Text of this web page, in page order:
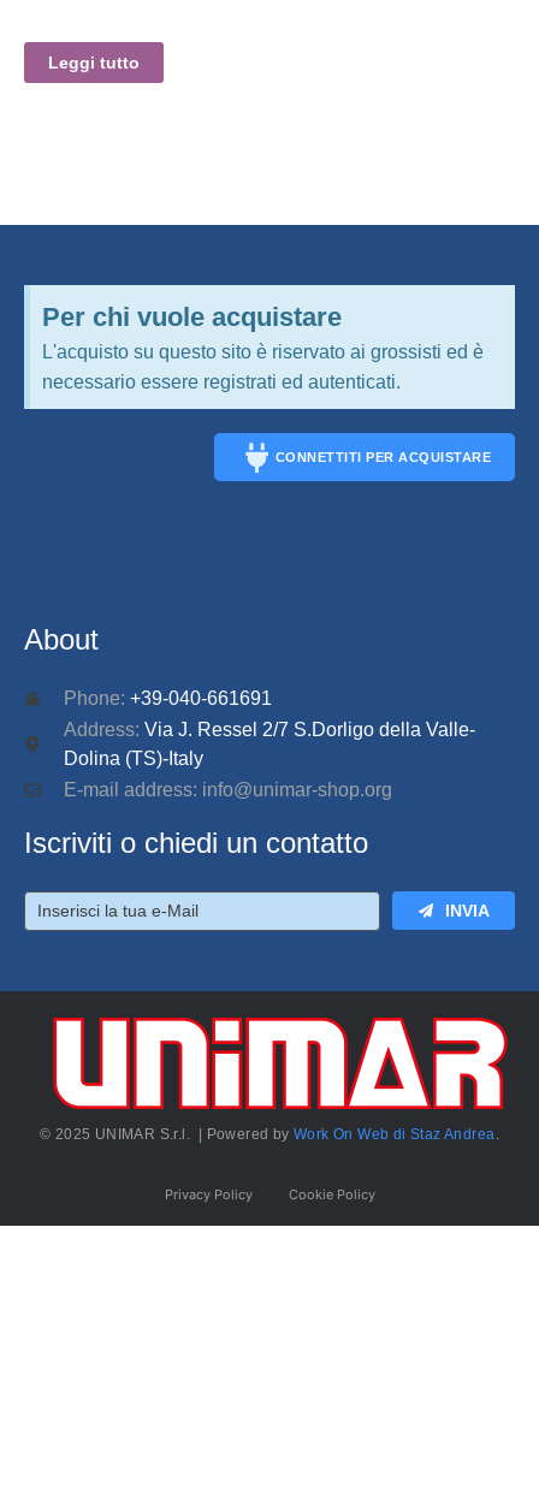
Leggi tutto
Per chi vuole acquistare
L'acquisto su questo sito è riservato ai grossisti ed è
necessario essere registrati ed autenticati.
CONNETTITI PER ACQUISTARE
About
Phone: +39-040-661691
Address: Via J. Ressel 2/7 S.Dorligo della Valle-
Dolina (TS)-Italy
E-mail address: info@unimar-shop.org
Iscriviti o chiedi un contatto
INVIA
© 2025 UNIMAR S.r.l. | Powered byWork On Web di Staz Andrea.
Privacy Policy Cookie Policy